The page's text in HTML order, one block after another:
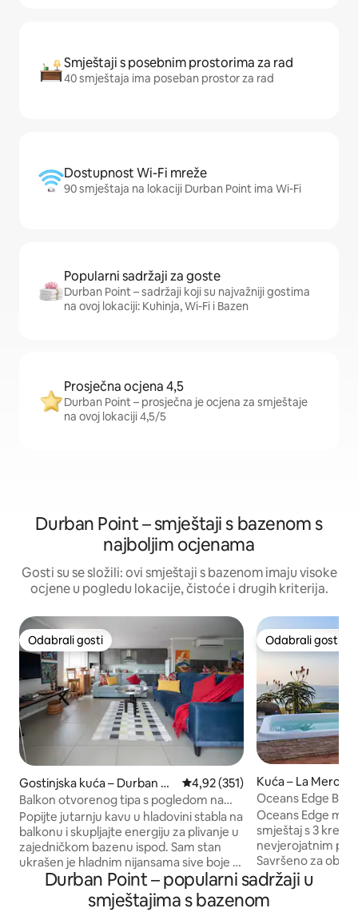
Smještaji s posebnim prostorima za rad
40 smještaja ima poseban prostor za rad
Dostupnost Wi-Fi mreže
90 smještaja na lokaciji Durban Point ima Wi-Fi
Popularni sadržaji za goste
Durban Point – sadržaji koji su najvažniji gostima
na ovoj lokaciji: Kuhinja, Wi-Fi i Bazen
Prosječna ocjena 4,5
Durban Point – prosječna je ocjena za smještaje
na ovoj lokaciji 4,5/5
Durban Point – smještaji s bazenom s
najboljim ocjenama
Gosti su se složili: ovi smještaji s bazenom imaju visoke
ocjene u pogledu lokacije, čistoće i drugih kriterija.
Odabrali gosti
Odabrali gosti
Gostinjska kuća – Durban N
orth
Prosječna ocjena: 4,92/5,
4,92 (351)
Balkon otvorenog tipa s pogledom na
more
Popijte jutarnju kavu u hladovini stabla na
balkonu i skupljajte energiju za plivanje u
zajedničkom bazenu ispod. Sam stan
ukrašen je hladnim nijansama sive boje s
crvenim bojama u raspršenim jastucima i
zanimljivim umjetničkim djelima. Cijela
jedinica s lijepom verandom u hladu
Odabrali gosti
Odabrali gosti
Kuća – La Mercy
Oceans Edge
mjesta –
Oceans Edge
smještaj s 3
nevjerojatnim
Savršeno za
dozvoljene.
opustili i uživali te
More u punom
Durban Point – popularni sadržaji u
smještajima s bazenom